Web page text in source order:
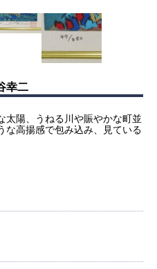
幸二
太陽、うねる川や賑やかな町並
な高揚感で包み込み、見ている